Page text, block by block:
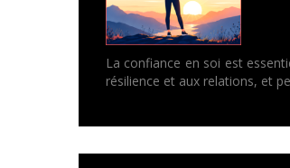
La confiance en soi est
résilience et aux relations, et